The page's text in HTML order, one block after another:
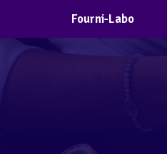
Fourni-Labo